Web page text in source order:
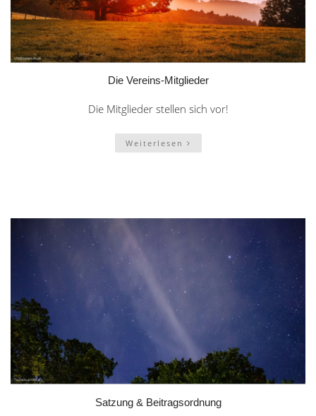
Die Vereins-Mitglieder
Die Mitglieder stellen sich vor!
Weiterlesen
Satzung & Beitragsordnung